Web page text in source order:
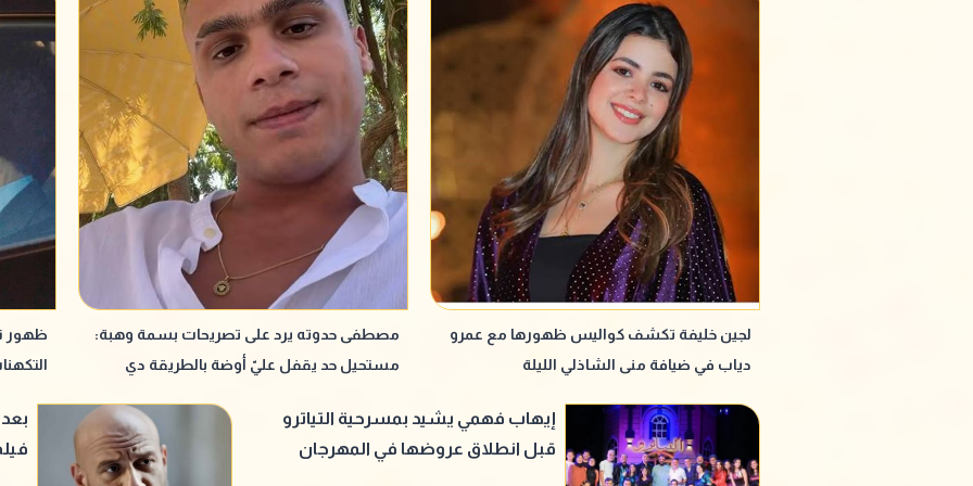
لجين خليفة تكشف كواليس ظهورها مع عمرو
دياب في ضيافة منى الشاذلي الليلة
مصطفى حدوته يرد على تصريحات بسمة وهبة:
مستحيل حد يقفل عليّ أوضة بالطريقة دي
ظهور
إيهاب فهمي يشيد بمسرحية التياترو
قبل انطلاق عروضها في المهرجان